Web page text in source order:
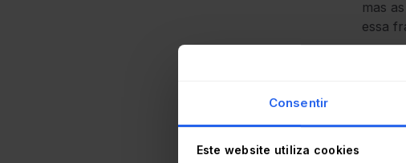
Consentir
Este website utiliza cookies
mas
essa
deve
de